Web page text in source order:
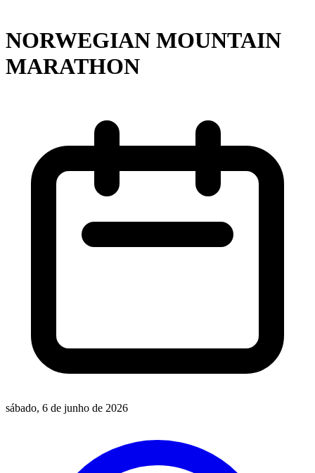
NORWEGIAN MOUNTAIN
MARATHON
sábado, 6 de junho de 2026